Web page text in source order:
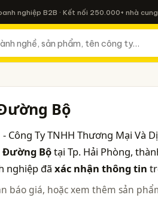
nghiệp B2B · Kết nối 250.000+ nhà
Bộ
Công Ty TNHH Thương Mại Và
Đường Bộtại Tp. Hải Phòng,
nghiệp đã xác nhận thông tin
báo giá, hoặc xem thêm sản